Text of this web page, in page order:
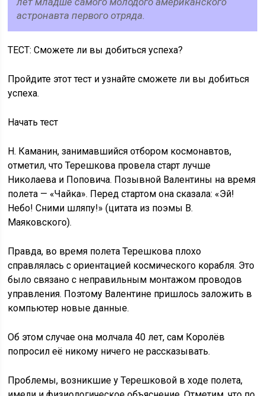
астронавта первого отряда.
ТЕСТ: Сможете ли вы добиться успеха?
Пройдите этот тест и узнайте сможете ли вы добиться
успеха.
Начать тест
Н. Каманин, занимавшийся отбором космонавтов,
отметил, что Терешкова провела старт лучше
Николаева и Поповича. Позывной Валентины на время
полета — «Чайка». Перед стартом она сказала: «Эй!
Небо! Сними шляпу!» (цитата из поэмы В.
Маяковского).
Правда, во время полета Терешкова плохо
справлялась с ориентацией космического корабля. Это
было связано с неправильным монтажом проводов
управления. Поэтому Валентине пришлось заложить в
компьютер новые данные.
Об этом случае она молчала 40 лет, сам Королёв
попросил её никому ничего не рассказывать.
Проблемы, возникшие у Терешковой в ходе полета,